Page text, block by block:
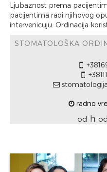
Ljubaznost prema
pacijentima radi njihovog
intervenicuju. Ordinacija
STOMATOLOŠKA
radno
od h od